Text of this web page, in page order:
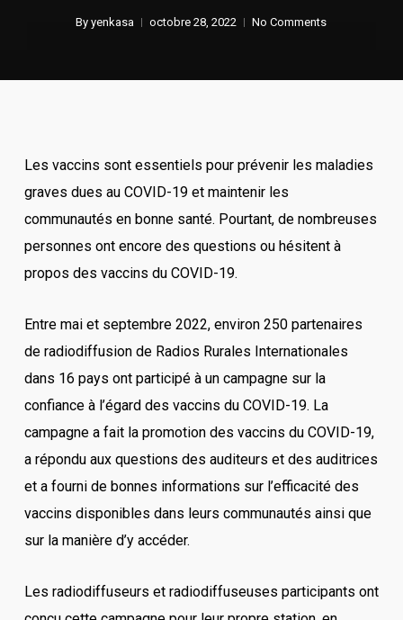
By yenkasa octobre 28, 2022 No Comments
Les vaccins sont essentiels pour prévenir les maladies
graves dues au COVID-19 et maintenir les
communautés en bonne santé. Pourtant, de nombreuses
personnes ont encore des questions ou hésitent à
propos des vaccins du COVID-19.
Entre mai et septembre 2022, environ 250 partenaires
de radiodiffusion de Radios Rurales Internationales
dans 16 pays ont participé à un campagne sur la
confiance à l’égard des vaccins du COVID-19. La
campagne a fait la promotion des vaccins du COVID-19,
a répondu aux questions des auditeurs et des auditrices
et a fourni de bonnes informations sur l’efficacité des
vaccins disponibles dans leurs communautés ainsi que
sur la manière d’y accéder.
Les radiodiffuseurs et radiodiffuseuses participants ont